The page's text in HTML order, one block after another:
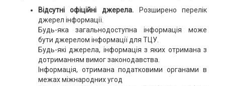
Відсутні офіційні джерела.
Розширено перелік
джерел інформації.
Будь-яка загальнодоступна інформація може
бути джерелом інформації для ТЦУ.
Будь-які джерела, інформація з яких отримана з
дотриманням вимог законодавства.
Інформація, отримана податковими органами в
межах міжнародних угод